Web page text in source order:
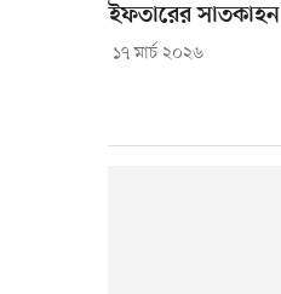
ইফতারের সাতকাহন
১৭ মার্চ ২০২৬